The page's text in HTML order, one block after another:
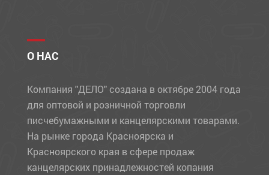
О НАС
Компания "ДЕЛО" создана в октябре 2004 года
для оптовой и розничной торговли
писчебумажными и канцелярскими товарами.
На рынке города Красноярска и
Красноярского края в сфере продаж
канцелярских принадлежностей копания